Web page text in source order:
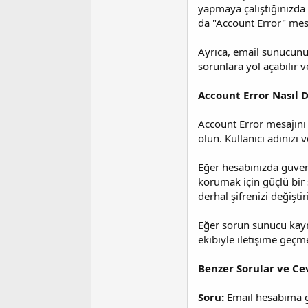
yapmaya
da "Account Error"
Ayrıca, email
sorunlara yol açabilir
Account Error Nasıl
Account Error
olun. Kullanıcı
Eğer hesabınızda
korumak için güçlü bir
derhal şifrenizi
Eğer sorun sunucu
ekibiyle iletişime
Benzer Sorular ve
Soru: Email hesabıma